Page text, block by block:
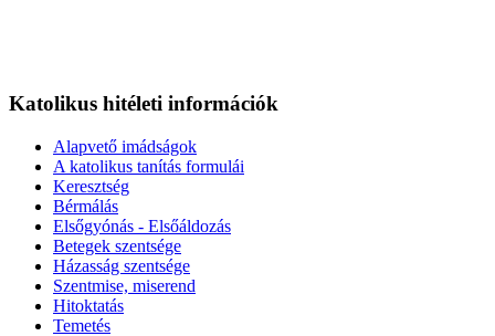
Katolikus hitéleti információk
Alapvető imádságok
A katolikus tanítás formulái
Keresztség
Bérmálás
Elsőgyónás - Elsőáldozás
Betegek szentsége
Házasság szentsége
Szentmise, miserend
Hitoktatás
Temetés